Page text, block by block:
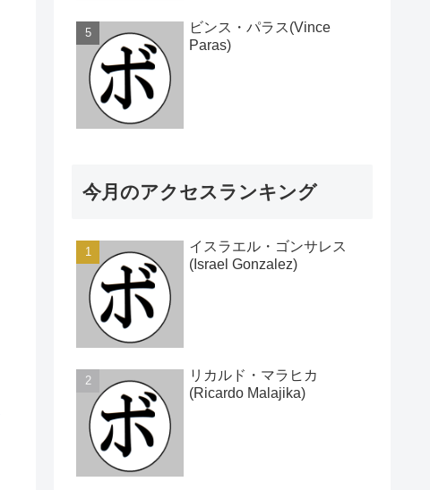
ビンス・パラス(Vince
Paras)
今月のアクセスランキング
イスラエル・ゴンサレス
(Israel Gonzalez)
リカルド・マラヒカ
(Ricardo Malajika)